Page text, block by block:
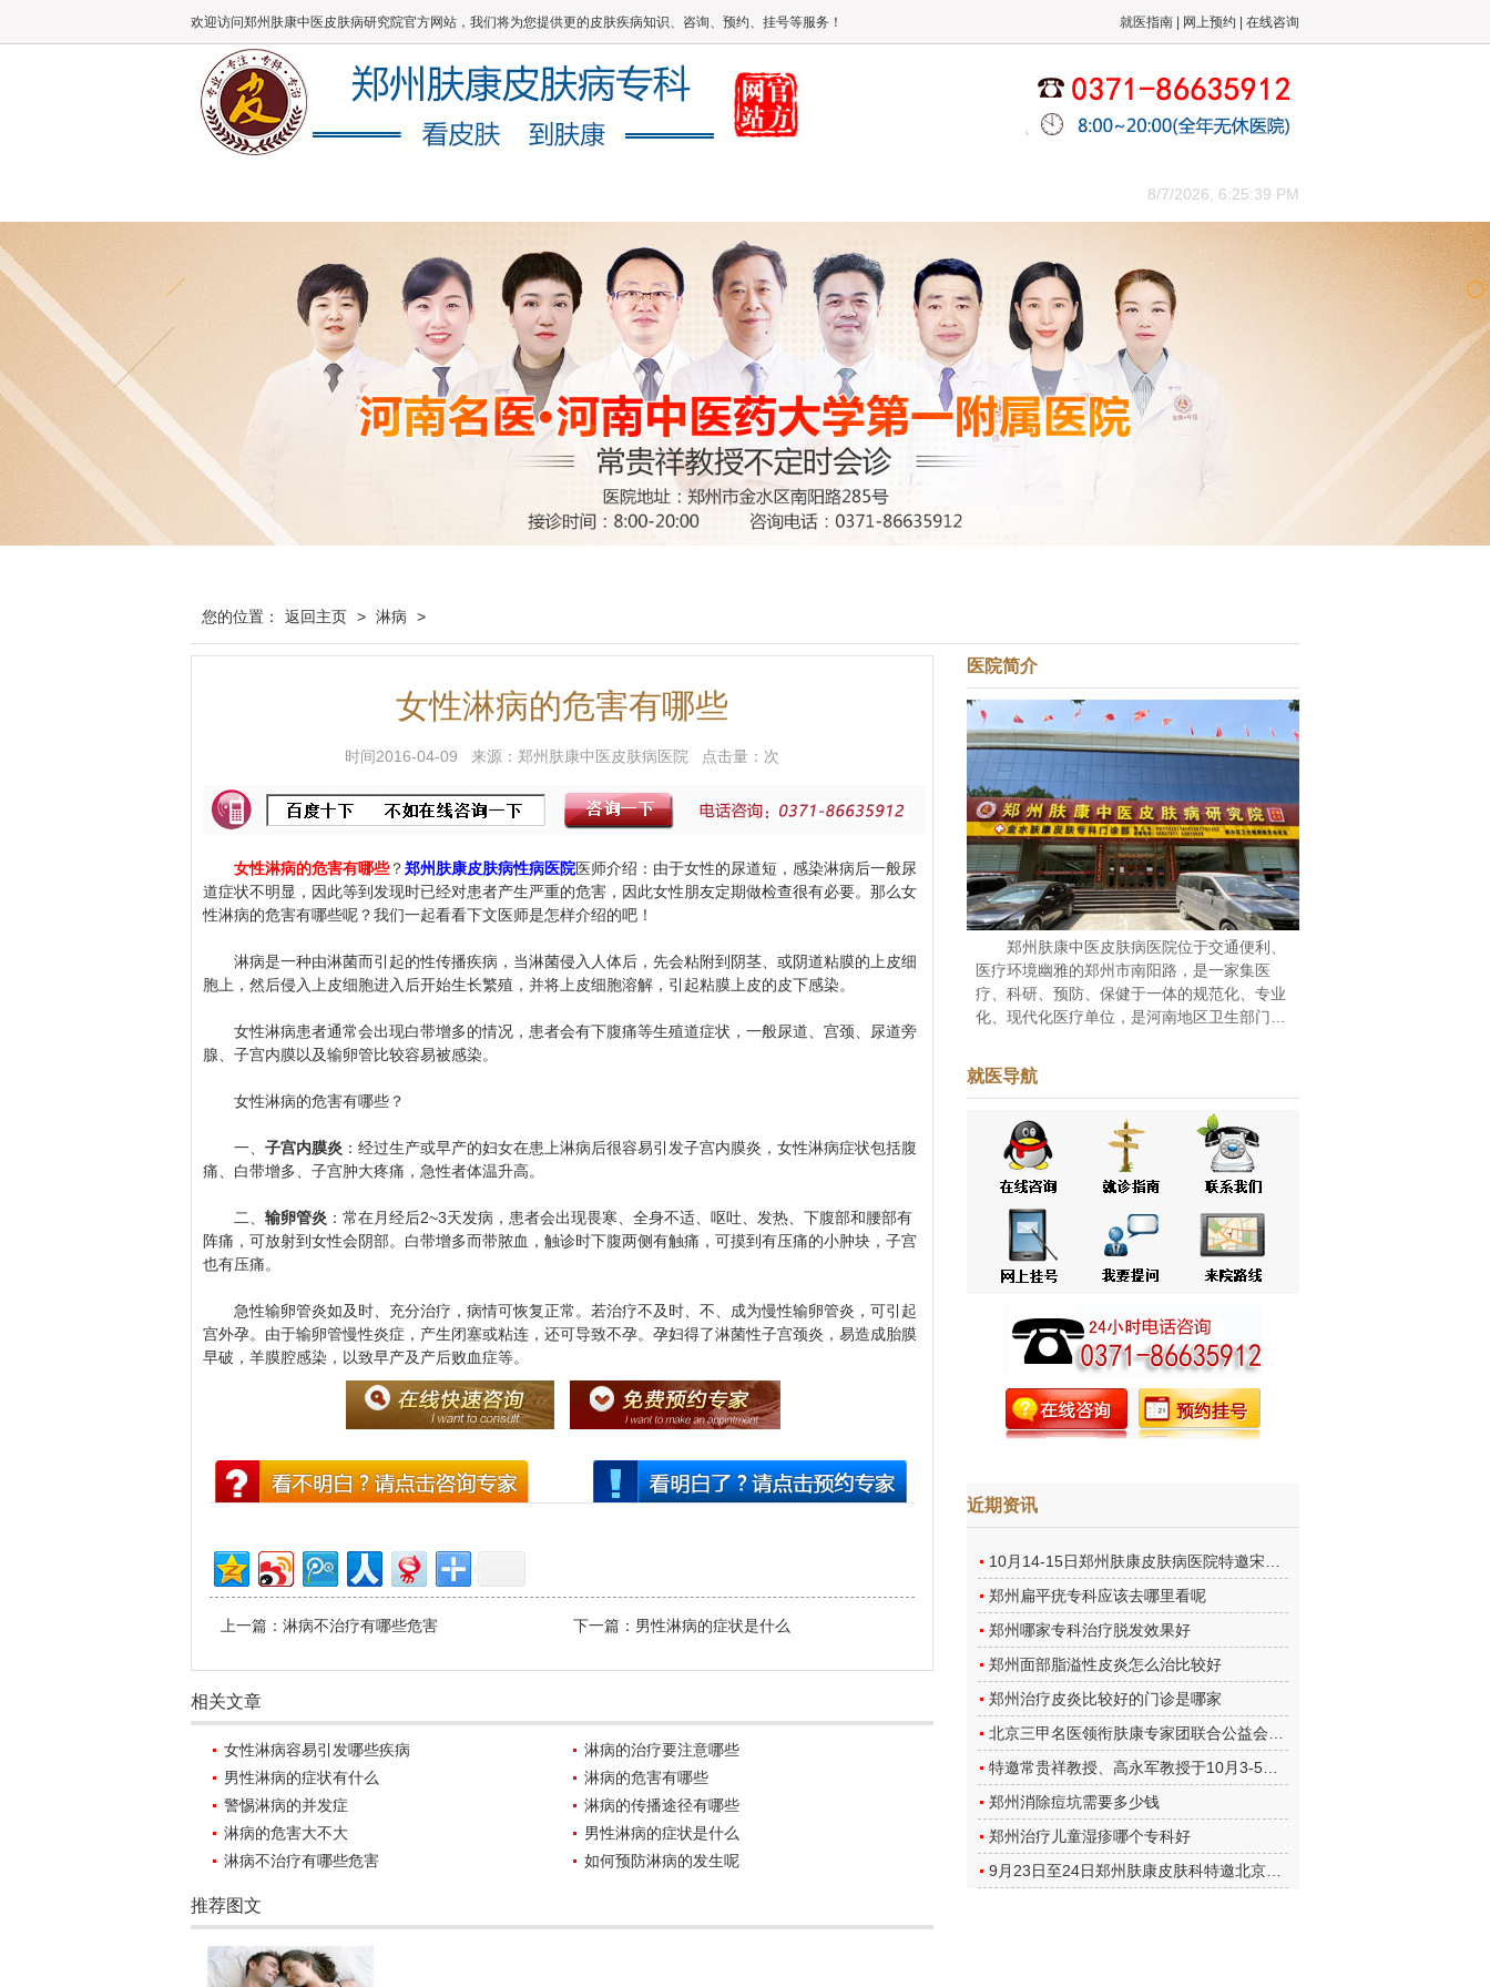
就医指南 网上预约 在线咨询
欢迎访问郑州肤康中医皮肤病研究院官方网站，我们将为您提供更的皮肤疾病知识、咨询、预约、挂号等服务！
8/7/2026, 6:25:40 PM
您的位置： 返回主页 > 淋病 >
女性淋病的危害有哪些
时间2016-04-09 来源：郑州肤康中医皮肤病医院 点击量： 次
女性淋病的危害有哪些？郑州肤康皮肤病性病医院医师介绍：由于女性的尿道短，感染淋病后一般尿
道症状不明显，因此等到发现时已经对患者产生严重的危害，因此女性朋友定期做检查很有必要。那么女
性淋病的危害有哪些呢？我们一起看看下文医师是怎样介绍的吧！
淋病是一种由淋菌而引起的性传播疾病，当淋菌侵入人体后，先会粘附到阴茎、或阴道粘膜的上皮细
胞上，然后侵入上皮细胞进入后开始生长繁殖，并将上皮细胞溶解，引起粘膜上皮的皮下感染。
女性淋病患者通常会出现白带增多的情况，患者会有下腹痛等生殖道症状，一般尿道、宫颈、尿道旁
腺、子宫内膜以及输卵管比较容易被感染。
女性淋病的危害有哪些？
一、 子宫内膜炎 ：经过生产或早产的妇女在患上淋病后很容易引发子宫内膜炎，女性淋病症状包括腹
痛、白带增多、子宫肿大疼痛，急性者体温升高。
二、 输卵管炎 ：常在月经后2~3天发病，患者会出现畏寒、全身不适、呕吐、发热、下腹部和腰部有
阵痛，可放射到女性会阴部。白带增多而带脓血，触诊时下腹两侧有触痛，可摸到有压痛的小肿块，子宫
也有压痛。
急性输卵管炎如及时、充分治疗，病情可恢复正常。若治疗不及时、不、成为慢性输卵管炎，可引起
宫外孕。由于输卵管慢性炎症，产生闭塞或粘连，还可导致不孕。孕妇得了淋菌性子宫颈炎，易造成胎膜
早破，羊膜腔感染，以致早产及产后败血症等。
上一篇： 淋病不治疗有哪些危害 下一篇： 男性淋病的症状是什么
相关文章
女性淋病容易引发哪些疾病
淋病的治疗要注意哪些
男性淋病的症状有什么
淋病的危害有哪些
警惕淋病的并发症
淋病的传播途径有哪些
淋病的危害大不大
男性淋病的症状是什么
淋病不治疗有哪些危害
如何预防淋病的发生呢
推荐图文
医院简介
郑州肤康中医皮肤病医院位于交通便利、
医疗环境幽雅的郑州市南阳路，是一家集医
疗、科研、预防、保健于一体的规范化、专业
化、现代化医疗单位，是河南地区卫生部门批
于白癜风、牛皮癣等皮肤病的研究和治疗。随
着改革...[点击阅读]
就医导航
近期资讯
郑州扁平疣专科应该去哪里看呢
郑州哪家专科治疗脱发效果好
郑州面部脂溢性皮炎怎么治比较好
郑州治疗皮炎比较好的门诊是哪家
郑州消除痘坑需要多少钱
郑州治疗儿童湿疹哪个专科好